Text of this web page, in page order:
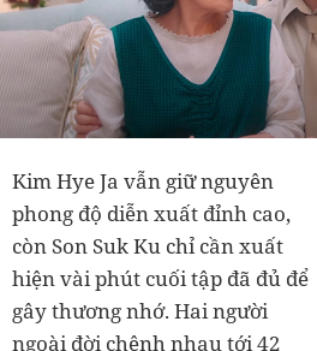
Kim Hye Ja vẫn giữ nguyên
phong độ diễn xuất đỉnh cao,
còn Son Suk Ku chỉ cần xuất
hiện vài phút cuối tập đã đủ để
gây thương nhớ. Hai người
ngoài đời chênh nhau tới 42